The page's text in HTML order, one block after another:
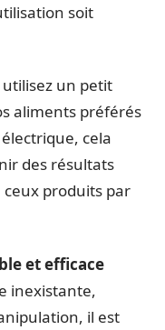
soit
un petit
aliments préférés
cela
des résultats
ceux produits par
et efficace
inexistante,
il est